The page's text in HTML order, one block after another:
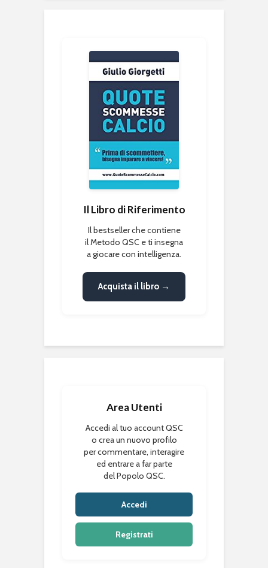
Il Libro di Riferimento
Il bestseller che contiene
il Metodo QSC e ti insegna
a giocare con intelligenza.
Acquista il libro →
Area Utenti
Accedi al tuo account QSC
o crea un nuovo profilo
per commentare, interagire
ed entrare a far parte
del Popolo QSC.
Accedi
Registrati